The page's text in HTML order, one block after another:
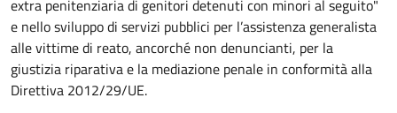
extra penitenziaria di genitori detenuti con minori al seguito"
e nello sviluppo di servizi pubblici per l’assistenza generalista
alle vittime di reato, ancorché non denuncianti, per la
giustizia riparativa e la mediazione penale in conformità alla
Direttiva 2012/29/UE.